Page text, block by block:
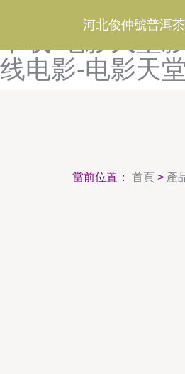
电影天堂迅雷
线电影-电影天
河北俊仲號普洱
當前位置： 首頁 > 產